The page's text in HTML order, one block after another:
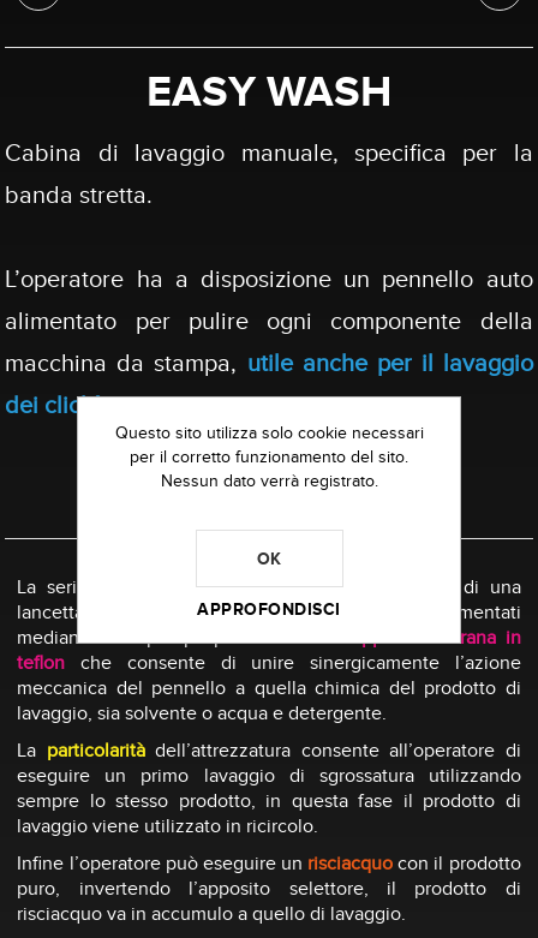
EASY WASH
Cabina di lavaggio manuale, specifica per la
banda stretta.
L’operatore ha a disposizione un pennello auto
alimentato per pulire ogni componente della
macchina da stampa, utile anche per il lavaggio
dei clichè.
La serie Easy Wash
è dotata di un pennello o di una
lancetta con spazzola in setola naturale, alimentati
mediante una pompa pneumatica adoppia membrana in
teflonche consente di unire sinergicamente l’azione
meccanica del pennello a quella chimica del prodotto di
lavaggio, sia solvente o acqua e detergente.
La particolaritàdell’attrezzatura consente all’operatore di
eseguire un primo lavaggio di sgrossatura utilizzando
sempre lo stesso prodotto, in questa fase il prodotto di
lavaggio viene utilizzato in ricircolo.
Infine l’operatore può eseguire un risciacquo con il prodotto
puro, invertendo l’apposito selettore, il prodotto di
risciacquo va in accumulo a quello di lavaggio.
Questo sito utilizza solo cookie necessari
per il corretto funzionamento del sito.
Nessun dato verrà registrato.
OK
APPROFONDISCI